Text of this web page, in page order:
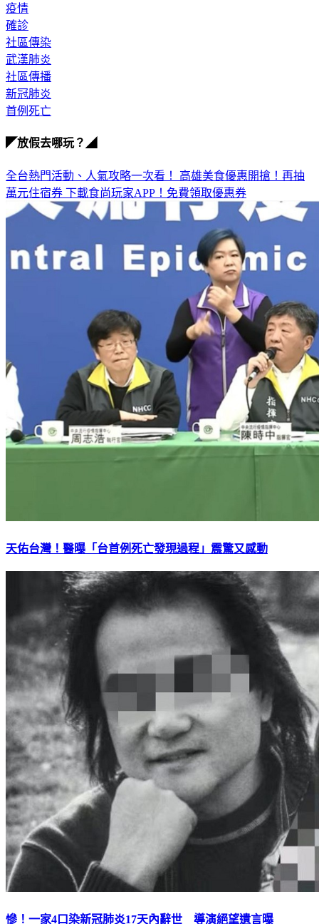
疫情
確診
社區傳染
武漢肺炎
社區傳播
新冠肺炎
首例死亡
◤放假去哪玩？◢
全台熱門活動、人氣攻略一次看！ 高雄美食優惠開搶！再抽
萬元住宿券 下載食尚玩家APP！免費領取優惠券
天佑台灣！醫曝「台首例死亡發現過程」震驚又感動
慘！一家4口染新冠肺炎17天內辭世 導演絕望遺言曝